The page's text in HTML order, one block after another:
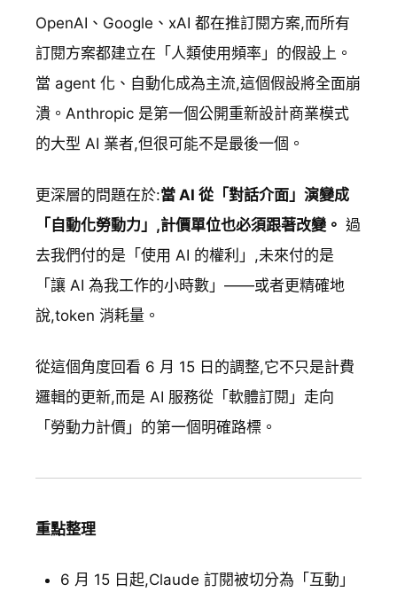
OpenAI、Google、xAI 都在推訂閱方案,而所有
訂閱方案都建立在「人類使用頻率」的假設上。
當 agent 化、自動化成為主流,這個假設將全面崩
潰。Anthropic 是第一個公開重新設計商業模式
的大型 AI 業者,但很可能不是最後一個。
更深層的問題在於:當 AI 從「對話介面」演變成
「自動化勞動力」,計價單位也必須跟著改變。 過
去我們付的是「使用 AI 的權利」,未來付的是
「讓 AI 為我工作的小時數」——或者更精確地
說,token 消耗量。
從這個角度回看 6 月 15 日的調整,它不只是計費
邏輯的更新,而是 AI 服務從「軟體訂閱」走向
「勞動力計價」的第一個明確路標。
重點整理
6 月 15 日起,Claude 訂閱被切分為「互動」